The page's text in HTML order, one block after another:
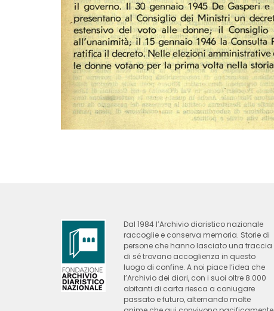
Dal 1984 l’Archivio diaristico nazionale
raccoglie e conserva memoria. Storie di
persone che hanno lasciato una traccia
di sé trovano accoglienza in questo
luogo di confine. A noi piace l’idea che
l’Archivio dei diari, con i suoi oltre 8.000
abitanti di carta riesca a coniugare
passato e futuro, alternando molte